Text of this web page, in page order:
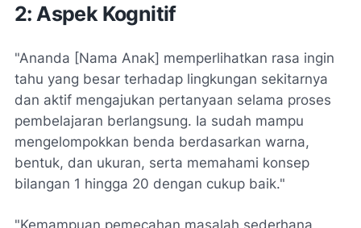
2: Aspek Kognitif
"Ananda [Nama Anak] memperlihatkan rasa ingin
tahu yang besar terhadap lingkungan sekitarnya
dan aktif mengajukan pertanyaan selama proses
pembelajaran berlangsung. Ia sudah mampu
mengelompokkan benda berdasarkan warna,
bentuk, dan ukuran, serta memahami konsep
bilangan 1 hingga 20 dengan cukup baik."
"Kemampuan pemecahan masalah sederhana